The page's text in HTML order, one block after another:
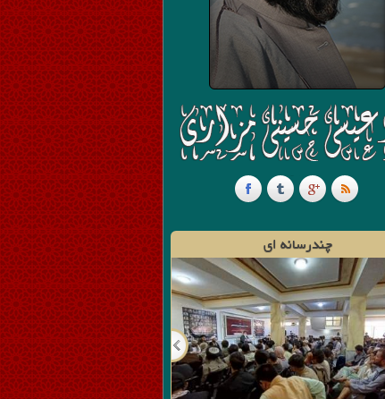
چندرسانه ای